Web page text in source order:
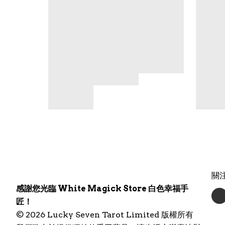
感謝您光臨 White Magick Store 白色幸福手
匠！
© 2026 Lucky Seven Tarot Limited 版權所有
關